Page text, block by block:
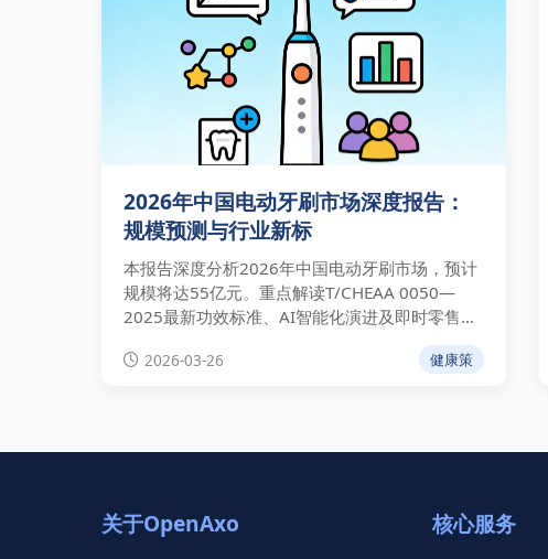
2026年中国电动牙刷市场深度报告：
规模预测与行业新标
本报告深度分析2026年中国电动牙刷市场，预计
规模将达55亿元。重点解读T/CHEAA 0050—
2025最新功效标准、AI智能化演进及即时零售渠
2026-03-26 健康策
关于OpenAxo 核心服务